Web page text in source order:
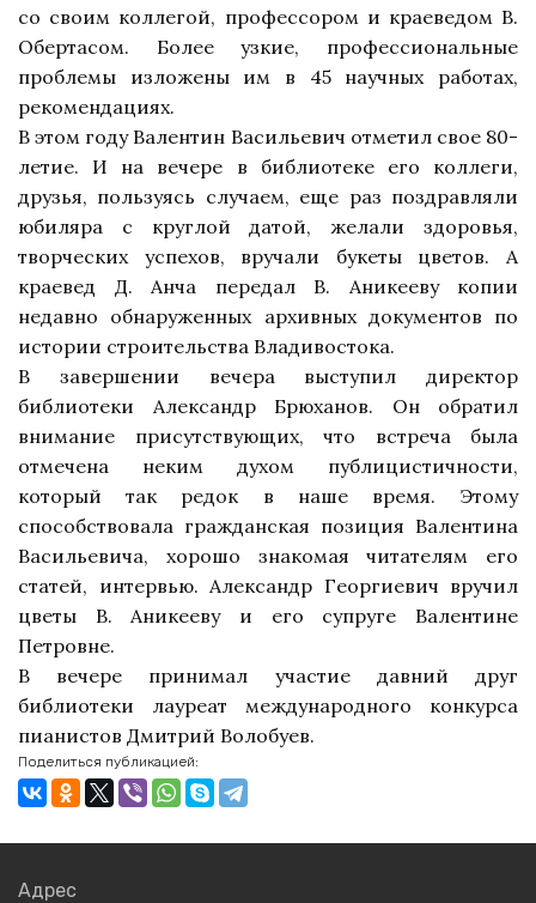
со своим коллегой, профессором и краеведом В.
Обертасом. Более узкие, профессиональные
проблемы изложены им в 45 научных работах,
рекомендациях.
В этом году Валентин Васильевич отметил свое 80-
летие. И на вечере в библиотеке его коллеги,
друзья, пользуясь случаем, еще раз поздравляли
юбиляра с круглой датой, желали здоровья,
творческих успехов, вручали букеты цветов. А
краевед Д. Анча передал В. Аникееву копии
недавно обнаруженных архивных документов по
истории строительства Владивостока.
В завершении вечера выступил директор
библиотеки Александр Брюханов. Он обратил
внимание присутствующих, что встреча была
отмечена неким духом публицистичности,
который так редок в наше время. Этому
способствовала гражданская позиция Валентина
Васильевича, хорошо знакомая читателям его
статей, интервью. Александр Георгиевич вручил
цветы В. Аникееву и его супруге Валентине
Петровне.
В вечере принимал участие давний друг
библиотеки лауреат международного конкурса
пианистов Дмитрий Волобуев.
Поделиться публикацией:
Адрес